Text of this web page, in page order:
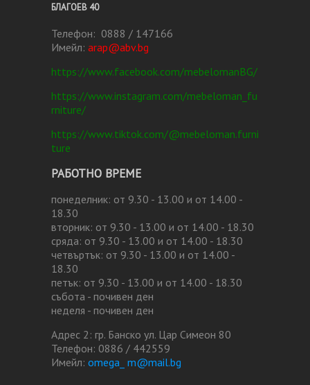
БЛАГОЕВ 40
Телефон: 0888 / 147166
Имейл: arap@abv.bg
https://www.facebook.com/mebelomanBG/
https://www.instagram.com/mebeloman_fu
rniture/
https://www.tiktok.com/@mebeloman.furni
ture
РАБОТНО ВРЕМЕ
понеделник: от 9.30 - 13.00 и от 14.00 -
18.30
вторник: от 9.30 - 13.00 и от 14.00 - 18.30
сряда: от 9.30 - 13.00 и от 14.00 - 18.30
четвъртък: от 9.30 - 13.00 и от 14.00 -
18.30
петък: от 9.30 - 13.00 и от 14.00 - 18.30
събота - почивен ден
неделя - почивен ден
Адрес 2: гр. Банско ул. Цар Симеон 80
Телефон: 0886 / 442559
Имейл: omega_ m@mail.bg